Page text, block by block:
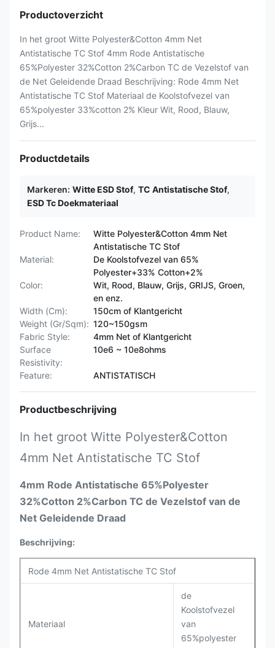
Productoverzicht
In het groot Witte Polyester&Cotton 4mm Net
Antistatische TC Stof 4mm Rode Antistatische
65%Polyester 32%Cotton 2%Carbon TC de Vezelstof van
de Net Geleidende Draad Beschrijving: Rode 4mm Net
Antistatische TC Stof Materiaal de Koolstofvezel van
65%polyester 33%cotton 2% Kleur Wit, Rood, Blauw,
Grijs...
Productdetails
Markeren: Witte ESD Stof, TC Antistatische Stof,
ESD Tc Doekmateriaal
Product Name:
Witte Polyester&Cotton 4mm Net
Antistatische TC Stof
Material:
De Koolstofvezel van 65%
Polyester+33% Cotton+2%
Color:
Wit, Rood, Blauw, Grijs, GRIJS, Groen,
en enz.
Width (Cm):
150cm of Klantgericht
Weight (Gr/Sqm): 120~150gsm
Fabric Style:
4mm Net of Klantgericht
Surface
Resistivity:
10e6 ~ 10e8ohms
Feature: ANTISTATISCH
Productbeschrijving
In het groot Witte Polyester&Cotton
4mm Net Antistatische TC Stof
4mm Rode Antistatische 65%Polyester
32%Cotton 2%Carbon TC de Vezelstof van de
Net Geleidende Draad
Beschrijving:
Rode 4mm Net Antistatische TC Stof
Materiaal
de
Koolstofvezel
van
65%polyester